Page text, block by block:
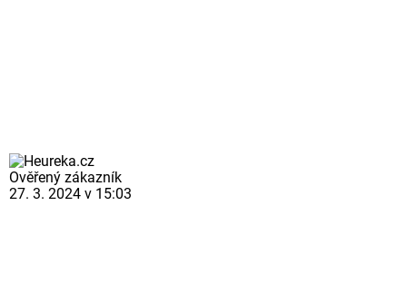
Ověřený zákazník
27. 3. 2024 v 15:03